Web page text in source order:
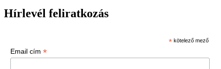
Hírlevél feliratkozás
* kötelező mező
Email cím *